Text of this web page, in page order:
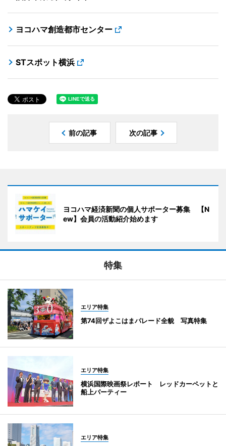
ヨコハマ創造都市センター
STスポット横浜
前の記事 次の記事
ヨコハマ経済新聞の個人サポーター募集 【N
ew】会員の活動紹介始めます
特集
エリア特集
第74回ザよこはまパレード全貌 写真特集
エリア特集
横浜国際映画祭レポート レッドカーペットと
船上パーティー
エリア特集